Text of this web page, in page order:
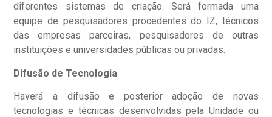
diferentes sistemas de criação. Será formada uma
equipe de pesquisadores procedentes do IZ, técnicos
das empresas parceiras, pesquisadores de outras
instituições e universidades públicas ou privadas.
Difusão de Tecnologia
Haverá a difusão e posterior adoção de novas
tecnologias e técnicas desenvolvidas pela Unidade ou